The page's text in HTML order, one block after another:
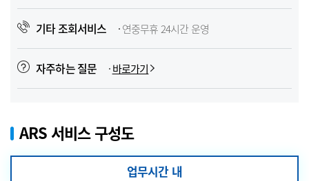
기타 조회서비스 연중무휴 24시간 운영
자주하는 질문 바로가기
ARS 서비스 구성도
업무시간 내